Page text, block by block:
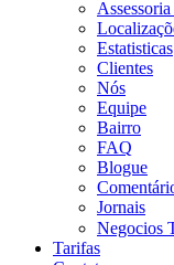
Estatisticas
Clientes
Nós
Equipe
Bairro
FAQ
Blogue
Jornais
Negocios
Tarifas